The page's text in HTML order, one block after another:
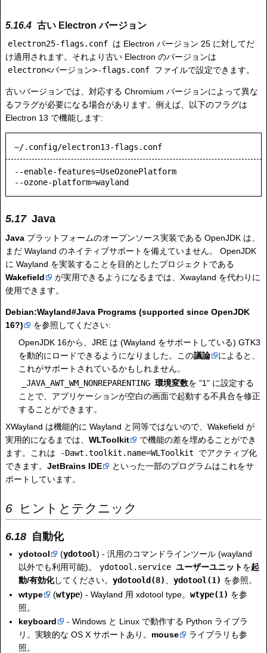
古い Electron バージョン
electron25-flags.conf は Electron バージョン 25 に対してだ
け適用されます。それより古い Electron のバージョンは
electron<バージョン>-flags.conf ファイルで設定できます。
古いバージョンでは、対応する Chromium バージョンによって異な
るフラグが必要になる場合があります。例えば、以下のフラグは
Electron 13 で機能します:
~/.config/electron13-flags.conf
--enable-features=UseOzonePlatform
--ozone-platform=wayland
Java
Java プラットフォームのオープンソース実装である OpenJDK は、
まだ Wayland のネイティブサポートを備えていません。 OpenJDK
に Wayland を実装することを目的としたプロジェクトである
Wakefield
が実用できるようになるまでは、Xwayland を代わりに
使用できます。
Debian:Wayland#Java Programs (supported since OpenJDK
16?)
を参照してください:
OpenJDK 16から、JRE は (Wayland をサポートしている) GTK3
を動的にロードできるようになりました。この議論
によると、
これがサポートされているかもしれません。
_JAVA_AWT_WM_NONREPARENTING 環境変数を "1" に設定する
ことで、アプリケーションが空白の画面で起動する不具合を修正
することができます。
XWayland は機能的に Wayland と同等ではないので、Wakefield が
実用的になるまでは、 WLToolkit
で機能の差を埋めることができ
ます。これは
-Dawt.toolkit.name=WLToolkit
でアクティブ化
できます。 JetBrains IDE
といった一部のプログラムはこれをサ
ポートしています。
ヒントとテクニック
自動化
ydotool (ydotool) - 汎用のコマンドラインツール (wayland
以外でも利用可能)。
ydotool.service ユーザーユニットを起
動/有効化してください。ydotoold(8)、ydotool(1) を参照。
wtype
(wtype) - Wayland 用 xdotool type。wtype(1) を参
照。
keyboard
- Windows と Linux で動作する Python ライブラ
リ。実験的な OS X サポートあり。 mouse
ライブラリも参
照。